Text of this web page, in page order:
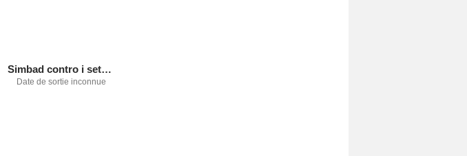
Simbad contro i sette saraceni
Date de sortie inconnue